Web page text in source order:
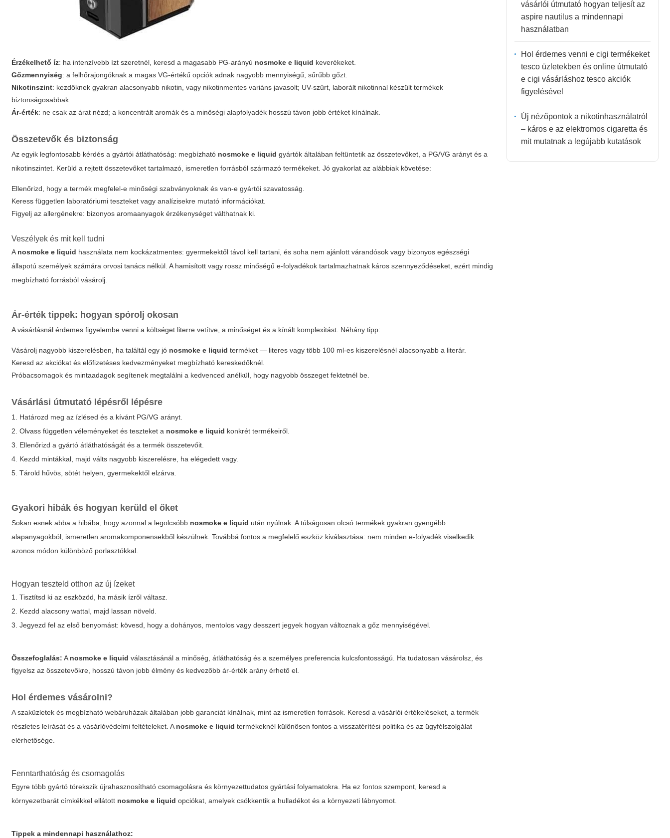
Érzékelhető íz: ha intenzívebb ízt szeretnél, keresd a magasabb PG-arányú nosmoke e liquid keverékeket.
Gőzmennyiség: a felhőrajongóknak a magas VG-értékű opciók adnak nagyobb mennyiségű, sűrűbb gőzt.
Nikotinszint: kezdőknek gyakran alacsonyabb nikotin, vagy nikotinmentes variáns javasolt; UV-szűrt, laborált nikotinnal készült termékek
biztonságosabbak.
Ár-érték: ne csak az árat nézd; a koncentrált aromák és a minőségi alapfolyadék hosszú távon jobb értéket kínálnak.
Összetevők és biztonság
Az egyik legfontosabb kérdés a gyártói átláthatóság: megbízható nosmoke e liquid gyártók általában feltüntetik az összetevőket, a PG/VG arányt és a
nikotinszintet. Kerüld a rejtett összetevőket tartalmazó, ismeretlen forrásból származó termékeket. Jó gyakorlat az alábbiak követése:
Ellenőrizd, hogy a termék megfelel-e minőségi szabványoknak és van-e gyártói szavatosság.
Keress független laboratóriumi teszteket vagy analízisekre mutató információkat.
Figyelj az allergénekre: bizonyos aromaanyagok érzékenységet válthatnak ki.
Veszélyek és mit kell tudni
A nosmoke e liquid használata nem kockázatmentes: gyermekektől távol kell tartani, és soha nem ajánlott várandósok vagy bizonyos egészségi
állapotú személyek számára orvosi tanács nélkül. A hamisított vagy rossz minőségű e-folyadékok tartalmazhatnak káros szennyeződéseket, ezért mindig
megbízható forrásból vásárolj.
Ár-érték tippek: hogyan spórolj okosan
A vásárlásnál érdemes figyelembe venni a költséget literre vetítve, a minőséget és a kínált komplexitást. Néhány tipp:
Vásárolj nagyobb kiszerelésben, ha találtál egy jó nosmoke e liquid terméket — literes vagy több 100 ml-es kiszerelésnél alacsonyabb a literár.
Keresd az akciókat és előfizetéses kedvezményeket megbízható kereskedőknél.
Próbacsomagok és mintaadagok segítenek megtalálni a kedvenced anélkül, hogy nagyobb összeget fektetnél be.
Vásárlási útmutató lépésről lépésre
1. Határozd meg az ízlésed és a kívánt PG/VG arányt.
2. Olvass független véleményeket és teszteket a nosmoke e liquid konkrét termékeiről.
3. Ellenőrizd a gyártó átláthatóságát és a termék összetevőit.
4. Kezdd mintákkal, majd válts nagyobb kiszerelésre, ha elégedett vagy.
5. Tárold hűvös, sötét helyen, gyermekektől elzárva.
Gyakori hibák és hogyan kerüld el őket
Sokan esnek abba a hibába, hogy azonnal a legolcsóbb nosmoke e liquid után nyúlnak. A túlságosan olcsó termékek gyakran gyengébb
alapanyagokból, ismeretlen aromakomponensekből készülnek. Továbbá fontos a megfelelő eszköz kiválasztása: nem minden e-folyadék viselkedik
azonos módon különböző porlasztókkal.
Hogyan teszteld otthon az új ízeket
1. Tisztítsd ki az eszközöd, ha másik ízről váltasz.
2. Kezdd alacsony wattal, majd lassan növeld.
3. Jegyezd fel az első benyomást: kövesd, hogy a dohányos, mentolos vagy desszert jegyek hogyan változnak a gőz mennyiségével.
Összefoglalás: A nosmoke e liquid választásánál a minőség, átláthatóság és a személyes preferencia kulcsfontosságú. Ha tudatosan vásárolsz, és
figyelsz az összetevőkre, hosszú távon jobb élmény és kedvezőbb ár-érték arány érhető el.
Hol érdemes vásárolni?
A szaküzletek és megbízható webáruházak általában jobb garanciát kínálnak, mint az ismeretlen források. Keresd a vásárlói értékeléseket, a termék
részletes leírását és a vásárlóvédelmi feltételeket. A nosmoke e liquid termékeknél különösen fontos a visszatérítési politika és az ügyfélszolgálat
elérhetősége.
Fenntarthatóság és csomagolás
Egyre több gyártó törekszik újrahasznosítható csomagolásra és környezettudatos gyártási folyamatokra. Ha ez fontos szempont, keresd a
környezetbarát címkékkel ellátott nosmoke e liquid opciókat, amelyek csökkentik a hulladékot és a környezeti lábnyomot.
Tippek a mindennapi használathoz:
vásárlói útmutató hogyan teljesít az
aspire nautilus a mindennapi
használatban
Hol érdemes venni e cigi termékeket
tesco üzletekben és online útmutató
e cigi vásárláshoz tesco akciók
figyelésével
Új nézőpontok a nikotinhasználatról
– káros e az elektromos cigaretta és
mit mutatnak a legújabb kutatások